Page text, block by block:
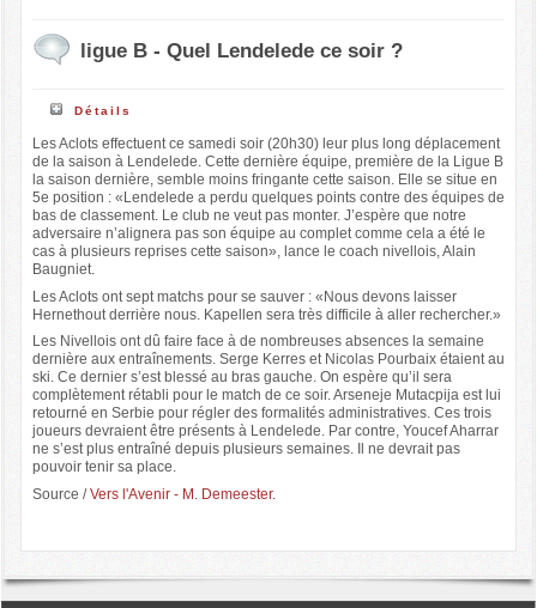
ligue B - Quel Lendelede ce soir ?
Détails
Les Aclots effectuent ce samedi soir (20h30) leur plus long déplacement
de la saison à Lendelede. Cette dernière équipe, première de la Ligue B
la saison dernière, semble moins fringante cette saison. Elle se situe en
5e position : «Lendelede a perdu quelques points contre des équipes de
bas de classement. Le club ne veut pas monter. J’espère que notre
adversaire n’alignera pas son équipe au complet comme cela a été le
cas à plusieurs reprises cette saison», lance le coach nivellois, Alain
Baugniet.
Les Aclots ont sept matchs pour se sauver : «Nous devons laisser
Hernethout derrière nous. Kapellen sera très difficile à aller rechercher.»
Les Nivellois ont dû faire face à de nombreuses absences la semaine
dernière aux entraînements. Serge Kerres et Nicolas Pourbaix étaient au
ski. Ce dernier s’est blessé au bras gauche. On espère qu’il sera
complètement rétabli pour le match de ce soir. Arseneje Mutacpija est lui
retourné en Serbie pour régler des formalités administratives. Ces trois
joueurs devraient être présents à Lendelede. Par contre, Youcef Aharrar
ne s’est plus entraîné depuis plusieurs semaines. Il ne devrait pas
pouvoir tenir sa place.
Source /Vers l'Avenir - M. Demeester.